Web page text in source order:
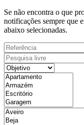
Se não encontra o que
notificações sempre que
abaixo selecionadas.